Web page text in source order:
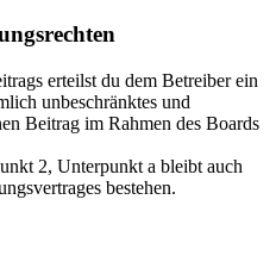
erteilst du dem Betreiber ein
unbeschränktes und
Beitrag im Rahmen des Boards
2, Unterpunkt a bleibt auch
bestehen.